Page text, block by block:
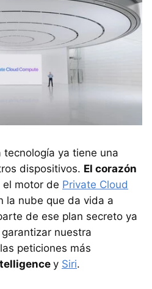
tecnología ya tiene una
dispositivos. El corazón
el motor de Private Cloud
la nube que da vida a
de ese plan secreto ya
nuestra
peticiones más
y Siri.